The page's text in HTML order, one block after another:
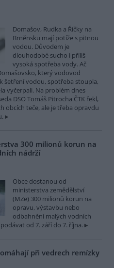
Domašov, Rudka a Říčky na
Brněnsku mají potíže s pitnou
vodou. Důvodem je
dlouhodobé sucho i příliš
vysoká spotřeba vody. Ač
který vodovod
šetření vodou, spotřeba stoupla,
vyčerpali. Na problém dnes
DSO Tomáš Pitrocha ČTK řekl,
obcích teče, ale je třeba opravdu
300 milionů korun na
nádrží
Obce dostanou od
ministerstva zemědělství
(MZe) 300 milionů korun na
opravu, výstavbu nebo
odbahnění malých vodních
od 7. září do 7. října.
při vedrech remízky